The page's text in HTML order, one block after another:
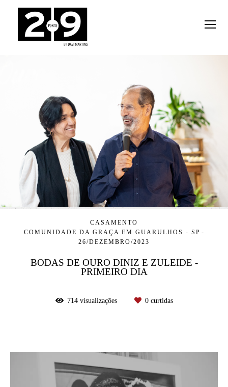
CASAMENTO
COMUNIDADE DA GRAÇA EM GUARULHOS - SP
26/DEZEMBRO/2023
BODAS DE OURO DINIZ E ZULEIDE -
PRIMEIRO DIA
714visualizações 0curtidas